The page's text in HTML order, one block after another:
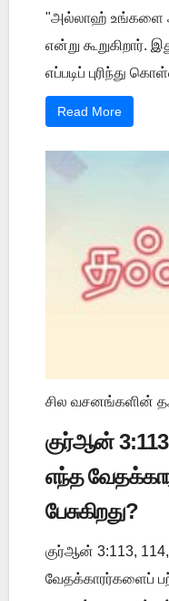
"அல்லாஹ் உங்களை
என்று கூறுகிறார்.
எப்படிப் புரிந்து
Read More
சில வசனங்களின்
குர்ஆன்
எந்த
பேசுகிறது?
குர்ஆன் 3:113,
வேதக்காரர்களைப்